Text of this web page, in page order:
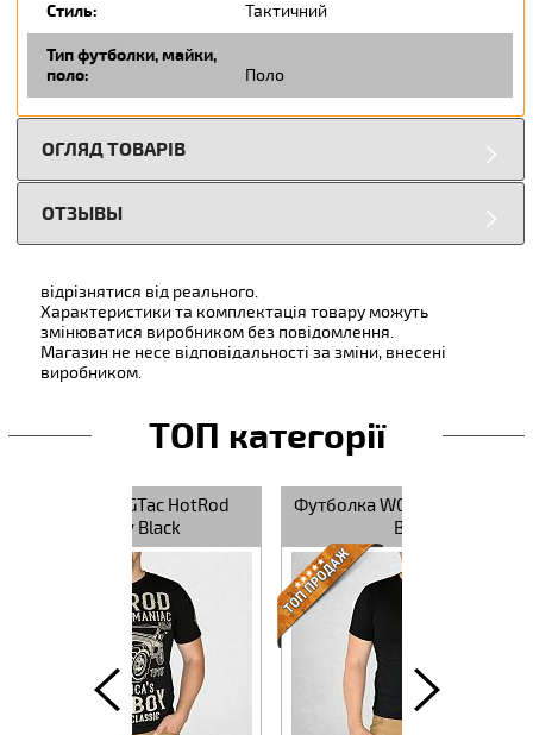
Стиль: Тактичний
Тип футболки, майки,
поло:
Поло
ОГЛЯД ТОВАРІВ
ОТЗЫВЫ
відрізнятися від реального.
Характеристики та комплектація товару можуть
змінюватися виробником без повідомлення.
Магазин не несе відповідальності за зміни, внесені
виробником.
ТОП категорії
Футболка WGTac Knock-Knock